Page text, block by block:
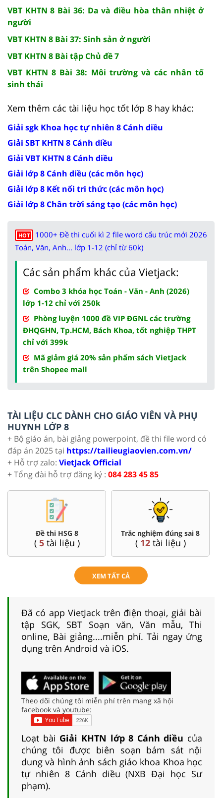
VBT KHTN 8 Bài 36: Da và điều hòa thân nhiệt ở
người
VBT KHTN 8 Bài 37: Sinh sản ở người
VBT KHTN 8 Bài tập Chủ đề 7
VBT KHTN 8 Bài 38: Môi trường và các nhân tố
sinh thái
Xem thêm các tài liệu học tốt lớp 8 hay khác:
Giải sgk Khoa học tự nhiên 8 Cánh diều
Giải SBT KHTN 8 Cánh diều
Giải VBT KHTN 8 Cánh diều
Giải lớp 8 Cánh diều (các môn học)
Giải lớp 8 Kết nối tri thức (các môn học)
Giải lớp 8 Chân trời sáng tạo (các môn học)
HOT
1000+ Đề thi cuối kì 2 file word cấu trúc mới 2026
Toán, Văn, Anh... lớp 1-12 (chỉ từ 60k)
Các sản phẩm khác của Vietjack:
Combo 3 khóa học Toán - Văn - Anh (2026)
lớp 1-12 chỉ với 250k
Phòng luyện 1000 đề VIP ĐGNL các trường
ĐHQGHN, Tp.HCM, Bách Khoa, tốt nghiệp THPT
chỉ với 399k
Mã giảm giá 20% sản phẩm sách VietJack
trên Shopee mall
TÀI LIỆU CLC DÀNH CHO GIÁO VIÊN VÀ PHỤ
HUYNH LỚP 8
+ Bộ giáo án, bài giảng powerpoint, đề thi file word có
đáp án 2025 tại https://tailieugiaovien.com.vn/
+ Hỗ trợ zalo: VietJack Official
+ Tổng đài hỗ trợ đăng ký : 084 283 45 85
Đề thi HSG 8
( 5tài liệu )
Trắc nghiệm đúng sai 8
( 12tài liệu )
XEM TẤT CẢ
Đã có app VietJack trên điện thoại, giải bài
tập SGK, SBT Soạn văn, Văn mẫu, Thi
online, Bài giảng....miễn phí. Tải ngay ứng
dụng trên Android và iOS.
Theo dõi chúng tôi miễn phí trên mạng xã hội
facebook và youtube:
Loạt bài Giải KHTN lớp 8 Cánh diều của
chúng tôi được biên soạn bám sát nội
dung và hình ảnh sách giáo khoa Khoa học
tự nhiên 8 Cánh diều (NXB Đại học Sư
phạm).